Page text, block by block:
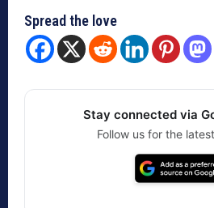
Spread the love
Stay connected via
Follow us for the